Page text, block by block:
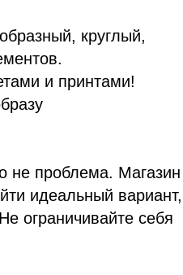
круглый,
и принтами!
не проблема. Магазин
идеальный вариант,
ограничивайте себя